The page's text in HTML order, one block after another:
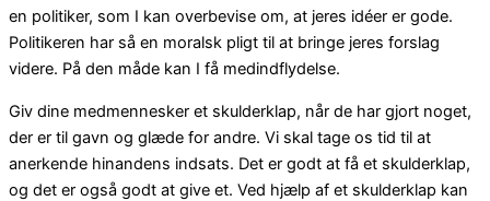
en politiker, som I kan overbevise om, at jeres idéer er gode.
Politikeren har så en moralsk pligt til at bringe jeres forslag
videre. På den måde kan I få medindflydelse.
Giv dine medmennesker et skulderklap, når de har gjort noget,
der er til gavn og glæde for andre. Vi skal tage os tid til at
anerkende hinandens indsats. Det er godt at få et skulderklap,
og det er også godt at give et. Ved hjælp af et skulderklap kan